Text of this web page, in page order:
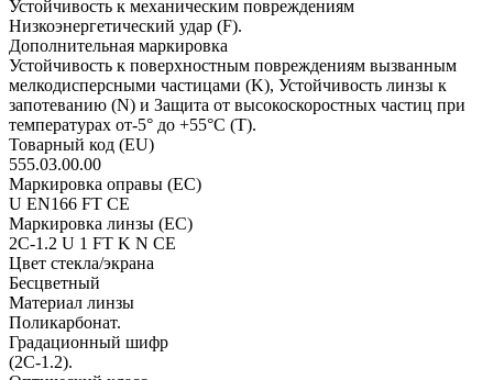
Устойчивость к механическим повреждениям
Низкоэнергетический удар (F).
Дополнительная маркировка
Устойчивость к поверхностным повреждениям вызванным
мелкодисперсными частицами (K), Устойчивость линзы к
запотеванию (N) и Защита от высокоскоростных частиц при
температурах от-5° до +55°C (T).
Товарный код (EU)
555.03.00.00
Маркировка оправы (ЕC)
U EN166 FT CE
Маркировка линзы (ЕС)
2C-1.2 U 1 FT K N CE
Цвет стекла/экрана
Бесцветный
Материал линзы
Поликарбонат.
Градационный шифр
(2C-1.2).